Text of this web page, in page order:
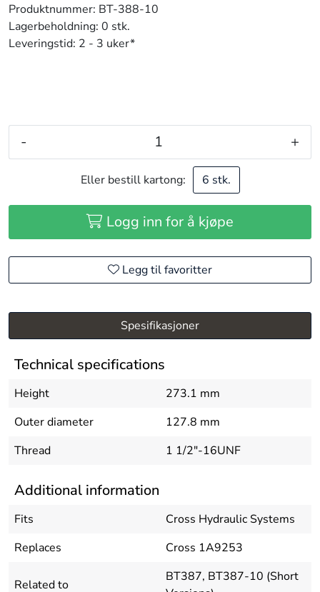
Produktnummer: BT-388-10
Lagerbeholdning: 0 stk.
Leveringstid: 2 - 3 uker*
- +
Eller bestill kartong: 6 stk.
Logg inn for å kjøpe
Legg til favoritter
Spesifikasjoner
Technical specifications
Height
273.1 mm
Outer diameter
127.8 mm
Thread
1 1/2"-16UNF
Additional information
Fits
Cross Hydraulic Systems
Replaces
Cross 1A9253
Related to
BT387, BT387-10 (Short